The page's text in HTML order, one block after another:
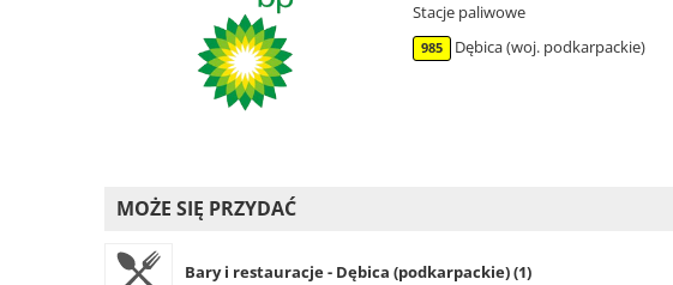
Stacje paliwowe
985 Dębica (woj. podkarpackie)
MOŻE SIĘ PRZYDAĆ
Bary i restauracje - Dębica (podkarpackie) (1)